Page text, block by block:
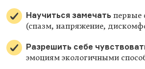
Научиться замечать первые
(спазм, напряжение,
Разрешить себе
эмоциям экологичными